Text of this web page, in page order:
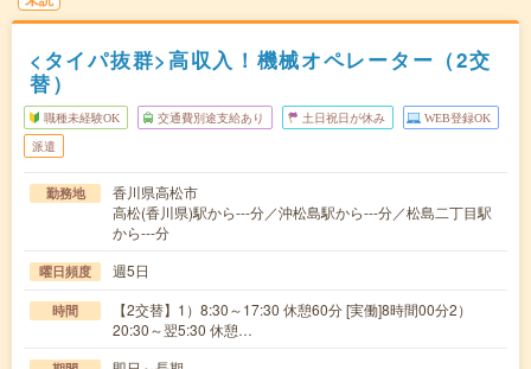
<タイパ抜群>高収入！機械オペレーター（2交
替）
職種未経験OK 交通費別途支給あり 土日祝日が休み WEB登録OK
派遣
勤務地
香川県高松市
高松(香川県)駅から---分／沖松島駅から---分／松島二丁目駅
から---分
曜日頻度 週5日
時間
【2交替】1）8:30～17:30 休憩60分 [実働]8時間00分2）
20:30～翌5:30 休憩…